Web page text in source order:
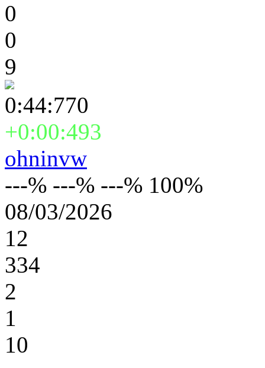
0
0
9
0:44:770
+0:00:493
ohninvw
---% ---% ---% 100%
08/03/2026
12
334
2
1
10